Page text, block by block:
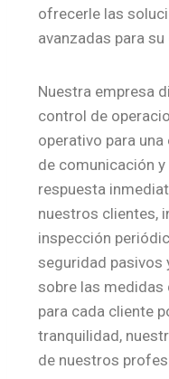
ofrecerle las
avanzadas para su
Nuestra empresa
control de
operativo para
de comunicación
respuesta
nuestros clientes,
inspección
seguridad pasivos
sobre las medidas
para cada cliente
tranquilidad,
de nuestros